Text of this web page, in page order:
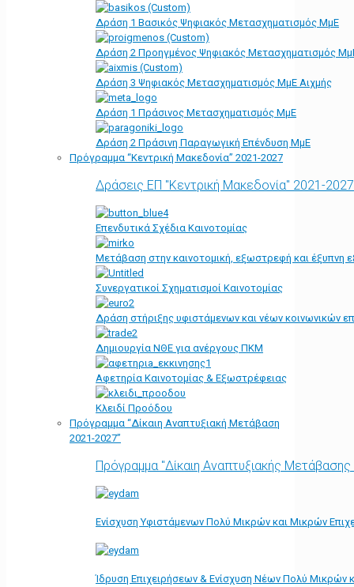
Δράση 1 Βασικός Ψηφιακός Μετασχηματισμός ΜμΕ
Δράση 2 Προηγμένος Ψηφιακός Μετασχηματισμός
Δράση 3 Ψηφιακός Μετασχηματισμός ΜμΕ Αιχμής
Δράση 1 Πράσινος Μετασχηματισμός ΜμΕ
Δράση 2 Πράσινη Παραγωγική Επένδυση ΜμΕ
Πρόγραμμα “Κεντρική Μακεδονία” 2021-2027
Δράσεις ΕΠ "Κεντρική Μακεδονία" 2021-2027
Επενδυτικά Σχέδια Καινοτομίας
Μετάβαση στην καινοτομική, εξωστρεφή και έξυπνη
Συνεργατικοί Σχηματισμοί Καινοτομίας
Δράση στήριξης υφιστάμενων και νέων κοινωνικών
Δημιουργία ΝΘΕ για ανέργους ΠΚΜ
Αφετηρία Kαινοτομίας & Εξωστρέφειας
Κλειδί Προόδου
Πρόγραμμα “Δίκαιη Αναπτυξιακή Μετάβαση
2021-2027”
Πρόγραμμα "Δίκαιη Αναπτυξιακής
Ενίσχυση Υφιστάμενων Πολύ Μικρών και Μικρών
Ίδρυση Επιχειρήσεων & Ενίσχυση Νέων Πολύ Μικρών